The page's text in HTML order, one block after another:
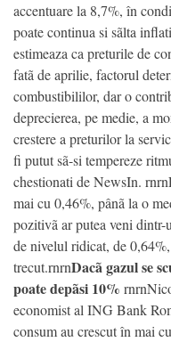
accentuare la 8,7%, în
poate continua si sãlta
estimeaza ca preturile de
fatã de aprilie, factorul
combustibililor, dar o
deprecierea, pe medie, a
crestere a preturilor la
fi putut sã-si tempereze
chestionati de NewsIn.
mai cu 0,46%, pânã la o
pozitivã ar putea veni dintr-
de nivelul ridicat, de
trecut.rnrnDacã gazul se
poate depãsi 10%
economist al ING Bank
consum au crescut în mai